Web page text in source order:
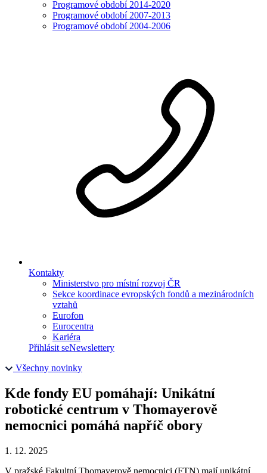
Programové období 2014-2020
Programové období 2007-2013
Programové období 2004-2006
Kontakty
Ministerstvo pro místní rozvoj ČR
Sekce koordinace evropských fondů a mezinárodních
vztahů
Eurofon
Eurocentra
Kariéra
Přihlásit seNewslettery
Všechny novinky
Kde fondy EU pomáhají: Unikátní
robotické centrum v Thomayerově
nemocnici pomáhá napříč obory
1. 12. 2025
V pražské Fakultní Thomayerově nemocnici (FTN) mají unikátní